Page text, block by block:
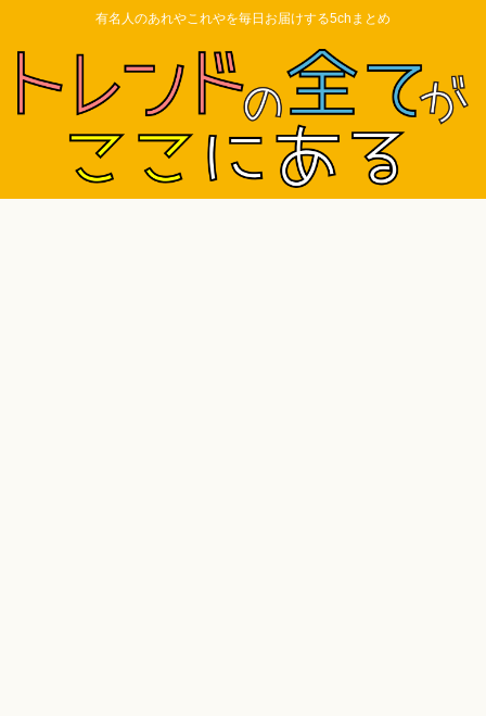
有名人のあれやこれやを毎日お届けする5chまとめ